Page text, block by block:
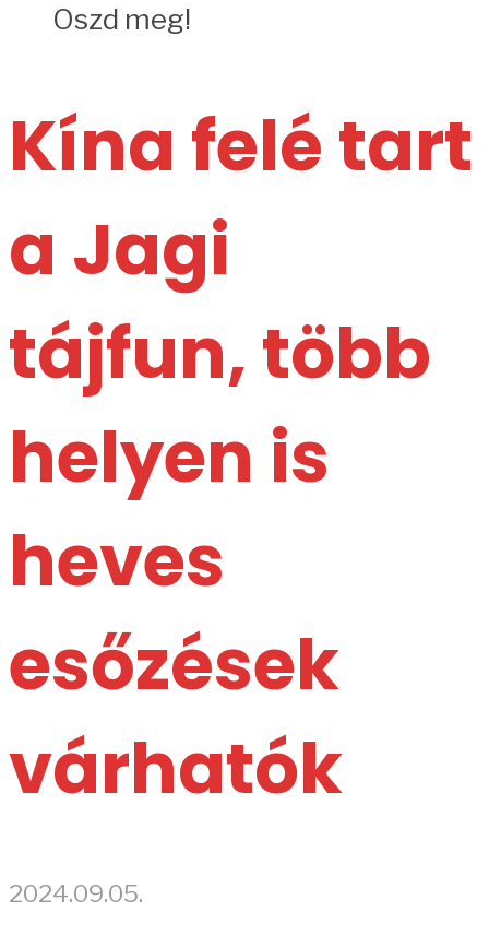
Oszd meg!
Kína felé tart
a Jagi
tájfun, több
helyen is
heves
esőzések
várhatók
2024.09.05.